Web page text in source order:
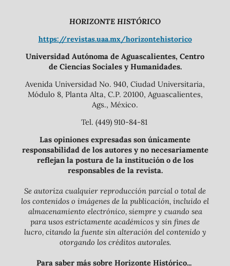
HORIZONTE HISTÓRICO
https://revistas.uaa.mx/horizontehistorico
Universidad Autónoma de Aguascalientes, Centro
de Ciencias Sociales y Humanidades.
Avenida Universidad No. 940, Ciudad Universitaria,
Módulo 8, Planta Alta, C.P. 20100, Aguascalientes,
Ags., México.
Tel. (449) 910-84-81
Las opiniones expresadas son únicamente
responsabilidad de los autores y no necesariamente
reflejan la postura de la institución o de los
responsables de la revista.
Se autoriza cualquier reproducción parcial o total de
los contenidos o imágenes de la publicación, incluido el
almacenamiento electrónico, siempre y cuando sea
para usos estrictamente académicos y sin fines de
lucro, citando la fuente sin alteración del contenido y
otorgando los créditos autorales.
Para saber más sobre Horizonte Histórico...